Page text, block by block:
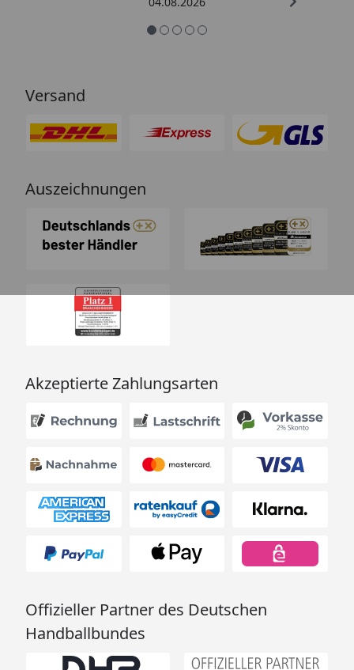
Versand
Auszeichnungen
Akzeptierte Zahlungsarten
Offizieller Partner des Deutschen
Handballbundes